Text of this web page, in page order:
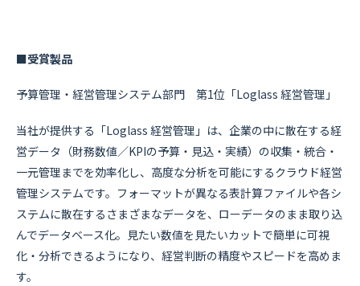
■受賞製品
予算管理・経営管理システム部門 第1位「Loglass 経営管理」
当社が提供する「Loglass 経営管理」は、企業の中に散在する経
営データ（財務数値／KPIの予算・見込・実績）の収集・統合・
一元管理までを効率化し、高度な分析を可能にするクラウド経営
管理システムです。フォーマットが異なる表計算ファイルや各シ
ステムに散在するさまざまなデータを、ローデータのまま取り込
んでデータベース化。見たい数値を見たいカットで簡単に可視
化・分析できるようになり、経営判断の精度やスピードを高めま
す。